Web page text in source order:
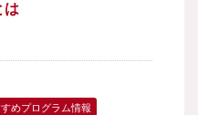
は
めプログラム情報